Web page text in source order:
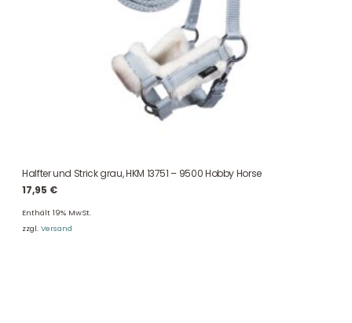
Halfter und Strick grau, HKM 13751 – 9500 Hobby Horse
17,95 €
Enthält 19% MwSt.
zzgl. Versand